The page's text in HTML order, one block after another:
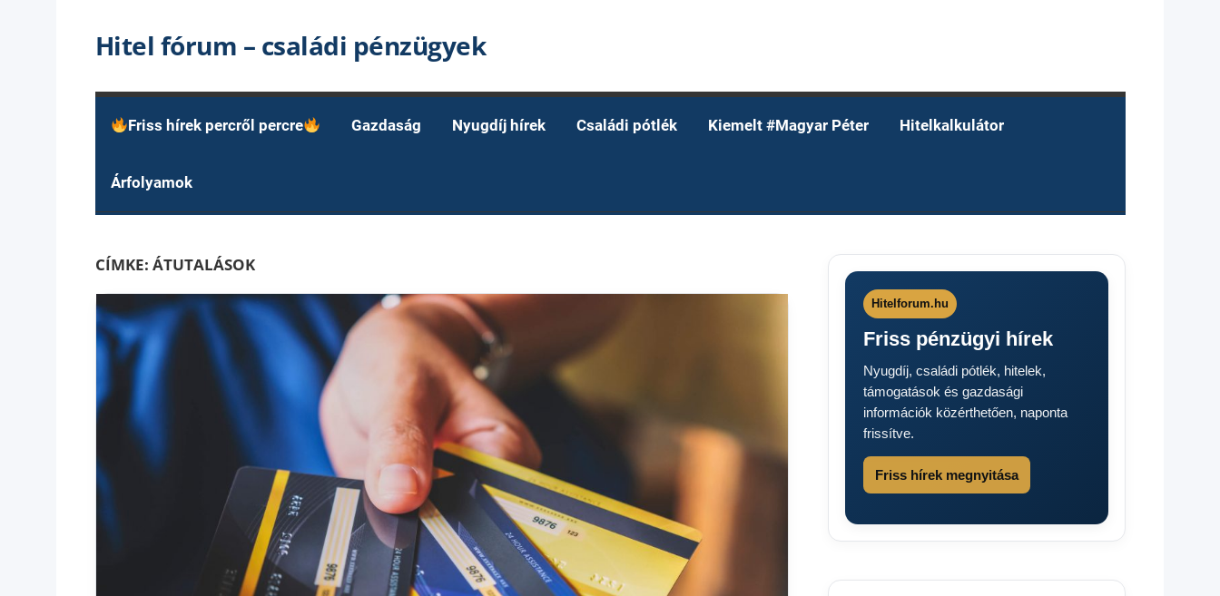
Hitel fórum – családi pénzügyek
Friss hírek percről percre Gazdaság Nyugdíj hírek Családi pótlék Kiemelt #Magyar Péter Hitelkalkulátor
Árfolyamok
CÍMKE: ÁTUTALÁSOK
Hitelforum.hu
Friss pénzügyi hírek
Nyugdíj, családi pótlék, hitelek,
támogatások és gazdasági
információk közérthetően, naponta
frissítve.
Friss hírek megnyitása